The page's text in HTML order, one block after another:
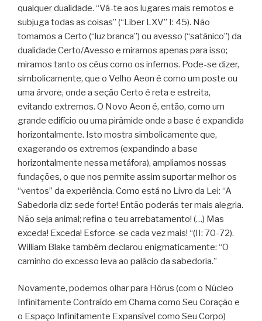
qualquer dualidade. “Vá-te aos lugares mais remotos e
subjuga todas as coisas” (“Liber LXV” I: 45). Não
tomamos a Certo (“luz branca”) ou avesso (“satânico”) da
dualidade Certo/Avesso e miramos apenas para isso;
miramos tanto os céus como os infernos. Pode-se dizer,
simbolicamente, que o Velho Aeon é como um poste ou
uma árvore, onde a seção Certo é reta e estreita,
evitando extremos. O Novo Aeon é, então, como um
grande edifício ou uma pirâmide onde a base é expandida
horizontalmente. Isto mostra simbolicamente que,
exagerando os extremos (expandindo a base
horizontalmente nessa metáfora), ampliamos nossas
fundações, o que nos permite assim suportar melhor os
“ventos” da experiência. Como está no Livro da Lei: “A
Sabedoria diz: sede forte! Então poderás ter mais alegria.
Não seja animal; refina o teu arrebatamento! (…) Mas
exceda! Exceda! Esforce-se cada vez mais! “(II: 70-72).
William Blake também declarou enigmaticamente: “O
caminho do excesso leva ao palácio da sabedoria.”
Novamente, podemos olhar para Hórus (com o Núcleo
Infinitamente Contraído em Chama como Seu Coração e
o Espaço Infinitamente Expansível como Seu Corpo)